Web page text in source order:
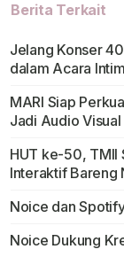
Berita Terkait
Jelang Konser
dalam Acara Intim
MARI Siap
Jadi Audio Visual
HUT ke-50, TMII
Interaktif Bareng
Noice dan
Noice Dukung